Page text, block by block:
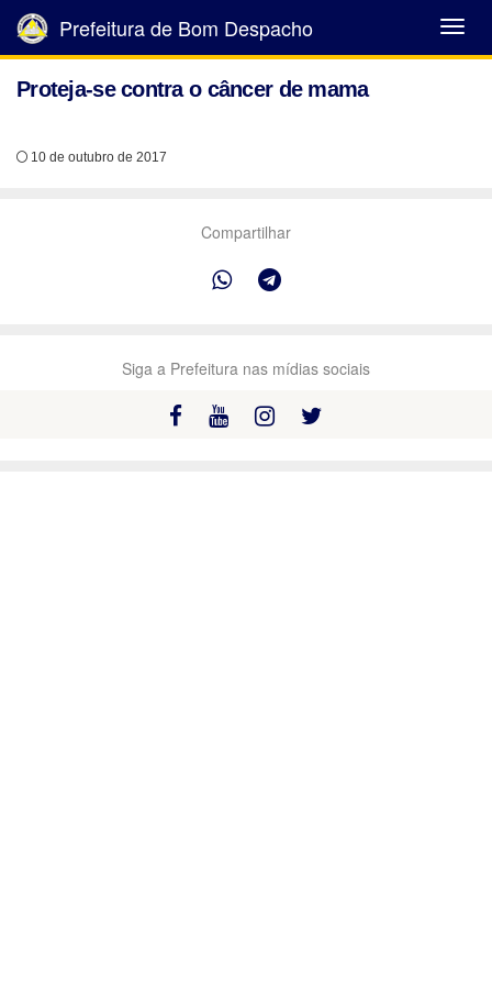
Abrir
Menu
Prefeitura de Bom Despacho
Proteja-se contra o câncer de mama
10 de outubro de 2017
Compartilhar
Siga a Prefeitura nas mídias sociais